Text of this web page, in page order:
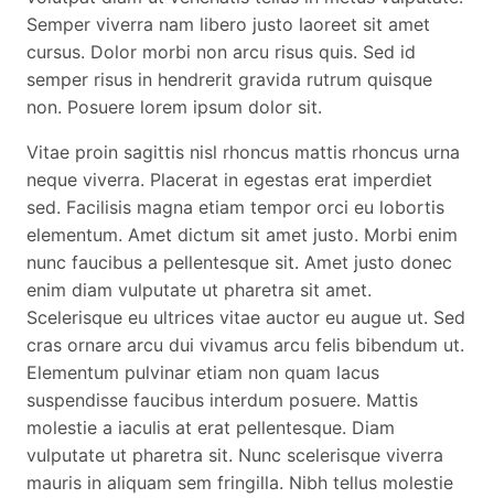
Semper viverra nam libero justo laoreet sit amet
cursus. Dolor morbi non arcu risus quis. Sed id
semper risus in hendrerit gravida rutrum quisque
non. Posuere lorem ipsum dolor sit.
Vitae proin sagittis nisl rhoncus mattis rhoncus urna
neque viverra. Placerat in egestas erat imperdiet
sed. Facilisis magna etiam tempor orci eu lobortis
elementum. Amet dictum sit amet justo. Morbi enim
nunc faucibus a pellentesque sit. Amet justo donec
enim diam vulputate ut pharetra sit amet.
Scelerisque eu ultrices vitae auctor eu augue ut. Sed
cras ornare arcu dui vivamus arcu felis bibendum ut.
Elementum pulvinar etiam non quam lacus
suspendisse faucibus interdum posuere. Mattis
molestie a iaculis at erat pellentesque. Diam
vulputate ut pharetra sit. Nunc scelerisque viverra
mauris in aliquam sem fringilla. Nibh tellus molestie